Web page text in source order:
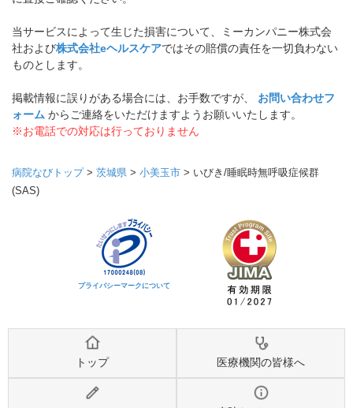
当サービスによって生じた損害について、ミーカンパニー株式会
社および株式会社eヘルスケアではその賠償の責任を一切負わない
ものとします。
掲載情報に誤りがある場合には、お手数ですが、 お問い合わせフ
ォーム からご連絡をいただけますようお願いいたします。
※お電話での対応は行っておりません
病院なびトップ> 茨城県 > 小美玉市 > いびき/睡眠時無呼吸症候群
(SAS)
プライバシーマークについて
トップ 医療機関の皆様へ